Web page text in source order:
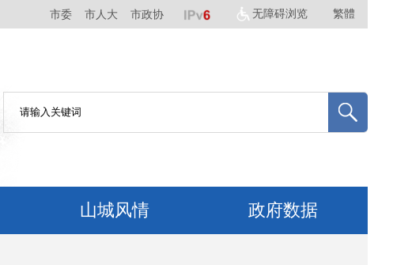
市委 市人大 市政协 无障碍浏览 繁體
山城风情 政府数据